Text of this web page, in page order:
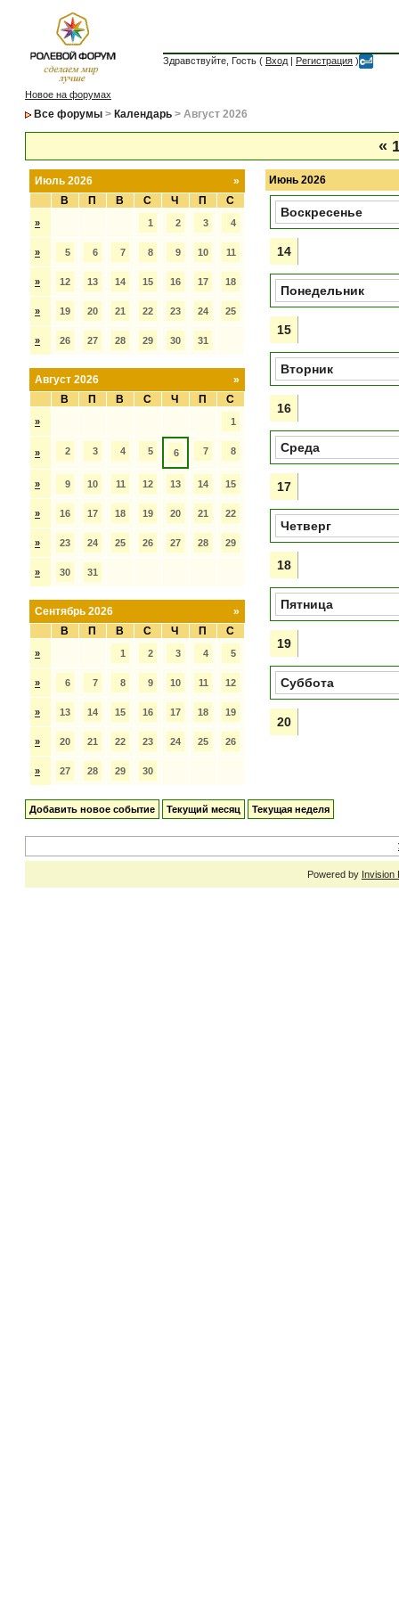
Здравствуйте, Гость ( Вход | Регистрация )
Новое на форумах
Все форумы > Календарь > Август 2026
«
»
Июль 2026
В
П В С Ч П С
» 1 2 3 4
» 5 6 7 8 9 10 11
» 12 13 14 15 16 17 18
» 19 20 21 22 23 24 25
» 26 27 28 29 30 31
»
Август 2026
В
П В С Ч П С
» 1
» 2 3 4 5 6 7 8
» 9 10 11 12 13 14 15
» 16 17 18 19 20 21 22
» 23 24 25 26 27 28 29
» 30 31
»
Сентябрь 2026
В
П В С Ч П С
» 1 2 3 4 5
» 6 7 8 9 10 11 12
» 13 14 15 16 17 18 19
» 20 21 22 23 24 25 26
» 27 28 29 30
Июнь 2026
Воскресенье
14
Понедельник
15
Вторник
16
Среда
17
Четверг
18
Пятница
19
Суббота
20
Добавить новое событие Текущий месяц Текущая неделя
Powered by Invision